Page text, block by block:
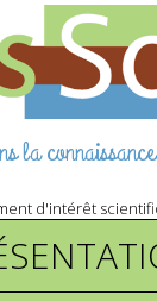
la
d'intérêt